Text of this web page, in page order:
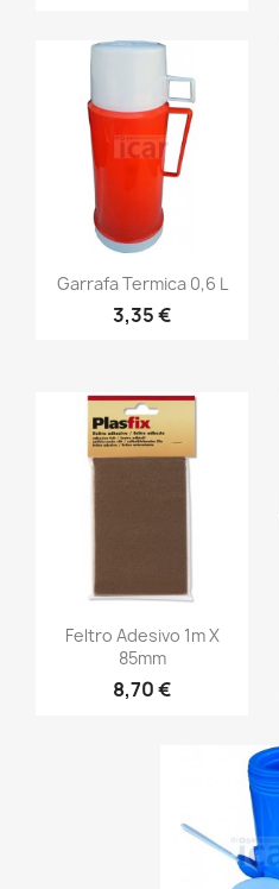
Garrafa Termica 0,6 L
3,35 €
Feltro Adesivo 1m X
85mm
8,70 €